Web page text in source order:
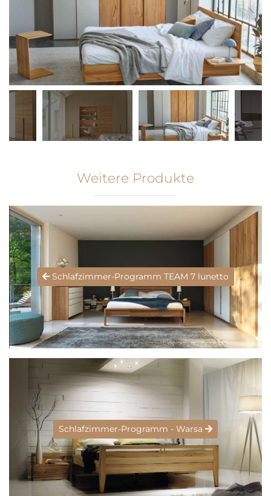
Weitere Produkte
Schlafzimmer-Programm TEAM 7 lunetto
Schlafzimmer-Programm - Warsa